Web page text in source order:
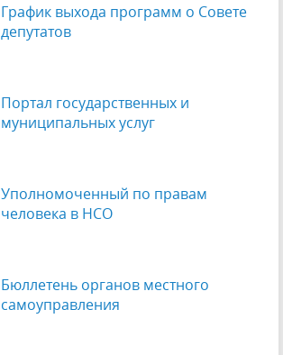
График выхода программ о Cовете
депутатов
Портал государственных и
муниципальных услуг
Уполномоченный по правам
человека в НСО
Бюллетень органов местного
самоуправления